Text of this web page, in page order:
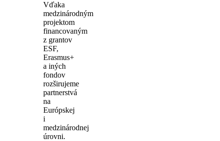
Vďaka
medzinárodným
projektom
financovaným
z grantov
ESF,
Erasmus+
a iných
fondov
rozširujeme
partnerstvá
na
Európskej
i
medzinárodnej
úrovni.